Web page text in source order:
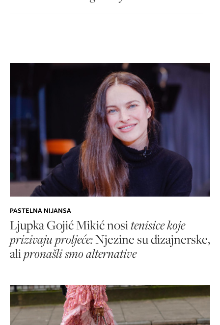
PASTELNA NIJANSA
Ljupka Gojić Mikić nositenisice koje
prizivaju proljeće:Njezine su dizajnerske,
alipronašli smo alternative